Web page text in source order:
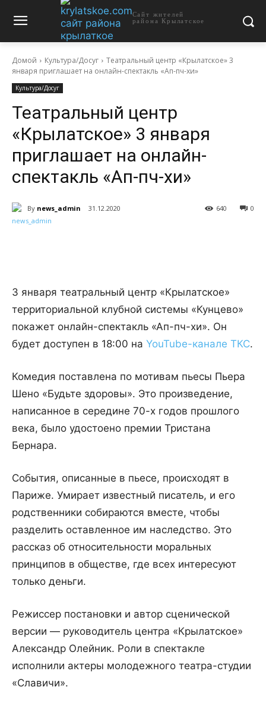
Сайт жителей
района Крылатское
Домой Культура/Досуг
Театральный центр «Крылатское» 3
января приглашает на онлайн-спектакль «Ап-пч-хи»
Культура/Досуг
Театральный центр
«Крылатское» 3 января
приглашает на онлайн-
спектакль «Ап-пч-хи»
By news_admin 31.12.2020 0
640
3 января театральный центр «Крылатское»
территориальной клубной системы «Кунцево»
покажет онлайн-спектакль «Ап-пч-хи». Он
будет доступен в 18:00 на YouTube-канале ТКС.
Комедия поставлена по мотивам пьесы Пьера
Шено «Будьте здоровы». Это произведение,
написанное в середине 70-х годов прошлого
века, было удостоено премии Тристана
Бернара.
События, описанные в пьесе, происходят в
Париже. Умирает известный писатель, и его
родственники собираются вместе, чтобы
разделить оставленное им наследство. Это
рассказ об относительности моральных
принципов в обществе, где всех интересуют
только деньги.
Режиссер постановки и автор сценической
версии — руководитель центра «Крылатское»
Александр Олейник. Роли в спектакле
исполнили актеры молодежного театра-студии
«Славичи».